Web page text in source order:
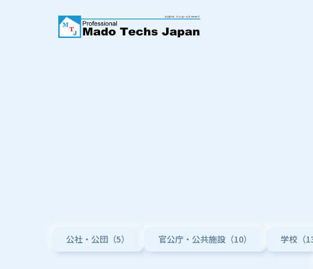
公社・公団（5） 官公庁・公共施設（10） 学校（13